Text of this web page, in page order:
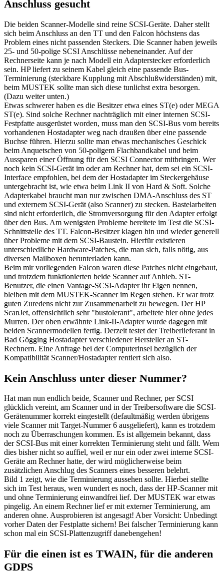
Anschluss gesucht
Die beiden Scanner-Modelle sind reine SCSI-Geräte. Daher stellt
sich beim Anschluss an den TT und den Falcon höchstens das
Problem eines nicht passenden Steckers. Die Scanner haben jeweils
25- und 50-polige SCSI Anschlüsse nebeneinander. Auf der
Rechnerseite kann je nach Modell ein Adapterstecker erforderlich
sein. HP liefert zu seinem Kabel gleich eine passende Bus-
Terminierung (steckbare Kupplung mit Abschlußwiderständen) mit,
beim MUSTEK sollte man sich diese tunlichst extra besorgen.
(Dazu weiter unten.)
Etwas schwerer haben es die Besitzer etwa eines ST(e) oder MEGA
ST(e). Sind solche Rechner nachträglich mit einer internen SCSI-
Festpfatte ausgerüstet worden, muss man den SCSI-Bus vom bereits
vorhandenen Hostadapter weg nach draußen über eine passende
Buchse führen. Hierzu sollte man etwas mechanisches Geschick
beim Anquetschen von 50-poligem Flachbandkabel und beim
Aussparen einer Öffnung für den SCSI Connector mitbringen. Wer
noch kein SCSI-Gerät im oder am Rechner hat, dem sei ein SCSI-
Interface empfohlen, bei dem der Hostadapter im Steckergehäuse
untergebracht ist, wie etwa beim Link II von Hard & Soft. Solche
Adapterkabel braucht man nur zwischen DMA-Anschluss des ST
und externem SCSI-Gerät (also Scanner) zu stecken. Bastelarbeiten
sind nicht erforderlich, die Stromversorgung für den Adapter erfolgt
über den Bus. Am wenigsten Probleme bereitete im Test die SCSI-
Schnittstelle des TT. Falcon-Besitzer klagen hin und wieder generell
über Probleme mit dem SCSI-Baustein. Hierfür existieren
unterschiedliche Hardware-Patches, die man sich, falls nötig, aus
diversen Mailboxen herunterladen kann.
Beim mir vorliegenden Falcon waren diese Patches nicht eingebaut,
und trotzdem funktionierten beide Scanner auf Anhieb. ST-
Benutzer, die einen Vantage-SCSI-Adapter ihr Eigen nennen,
bleiben mit dem MUSTEK-Scanner im Regen stehen. Er war trotz
guten Zuredens nicht zur Zusammenarbeit zu bewegen. Der HP
ScanJet, offensichtlich sehr "bustolerant", arbeitete hier ohne jedes
Murren. Der oben erwähnte Link-II-Adapter wurde dagegen mit
beiden Scannermodellen fertig. Derzeit testet der Treiberlieferant in
Bad Gögging Hostadapter verschiedener Hersteller an ST-
Rechnern. Eine Anfrage bei der Computerinsel bezüglich der
Kompatibilität Scanner/Hostadapter rentiert sich also.
Kein Anschluss unter dieser Nummer?
Hat man nun endlich beide, Scanner und Rechner, per SCSI
glücklich vereint, am Scanner und in der Treibersoftware die SCSI-
Gerätenummer korrekt eingestellt (defaultmäßig werden übrigens
viele Scanner mit Target-Nummer 6 ausgeliefert), kann es trotzdem
noch zu Überraschungen kommen. Es ist allgemein bekannt, dass
der SCSI-Bus mit einer korrekten Terminierung steht und fällt. Wem
dies bisher nicht so auffiel, weil er nur ein oder zwei interne SCSI-
Geräte am Rechner hatte, der wird möglicherweise beim
zusätzlichen Anschlug des Scanners eines besseren belehrt.
Bild 1 zeigt, wie die Terminierung aussehen sollte. Hierbei stellte
sich im Test heraus, wen wundert es noch, dass der HP-Scanner mit
und ohne Terminierung einwandfrei lief. Der MUSTEK war etwas
pingelig. An einem Rechner lief er mit externer Terminierung, am
anderen ohne. Ausprobieren ist angesagt! Aber Vorsicht: Unbedingt
vorher Daten der Festplatte sichern! Bei falscher Terminierung kann
schon mal ein SCSI-Plattenzugriff danebengehen!
Für die einen ist es TWAIN, für die anderen
GDPS